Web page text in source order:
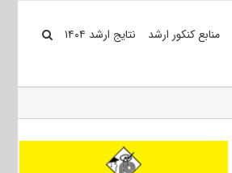
منابع کنکور ارشد نتایج ارشد ۱۴۰۴